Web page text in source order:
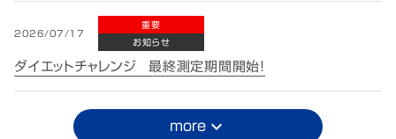
2026/07/17
重要
お知らせ
ダイエットチャレンジ 最終測定期間開始！
morekeyboard_arrow_down